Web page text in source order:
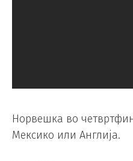
Норвешка во
Мексико или Англија.